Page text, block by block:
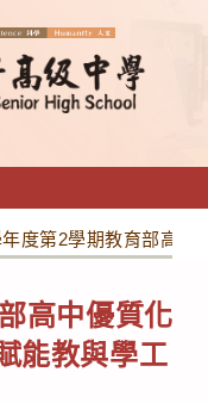
度第2學期教育部高中
高中優質化
能教與學工